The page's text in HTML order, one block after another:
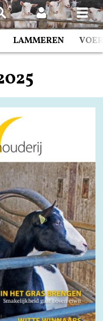
LAMMEREN